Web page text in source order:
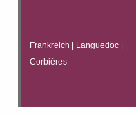
Frankreich | Languedoc |
Corbières